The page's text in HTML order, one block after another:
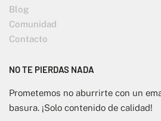
Blog
Comunidad
Contacto
NO TE PIERDAS NADA
Prometemos no aburrirte con un
basura. ¡Solo contenido de calidad!